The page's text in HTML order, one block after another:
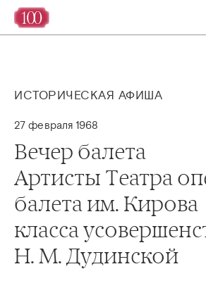
ИСТОРИЧЕСКАЯ АФИША
27 февраля 1968
Вечер балета
Артисты Театра
балета им. Кирова
класса
Н. М. Дудинской